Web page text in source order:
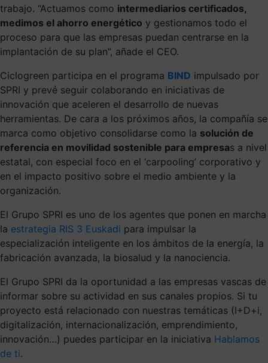
trabajo. “Actuamos como intermediarios certificados,
medimos el ahorro energético y gestionamos todo el
proceso para que las empresas puedan centrarse en la
implantación de su plan”, añade el CEO.
Ciclogreen participa en el programa BIND impulsado por
SPRI y prevé seguir colaborando en iniciativas de
innovación que aceleren el desarrollo de nuevas
herramientas. De cara a los próximos años, la compañía se
marca como objetivo consolidarse como la solución de
referencia en movilidad sostenible para empresas a nivel
estatal, con especial foco en el ‘carpooling’ corporativo y
en el impacto positivo sobre el medio ambiente y la
organización.
El Grupo SPRI es uno de los agentes que ponen en marcha
la estrategia RIS 3 Euskadi para impulsar la
especialización inteligente en los ámbitos de la energía, la
fabricación avanzada, la biosalud y la nanociencia.
El Grupo SPRI da la oportunidad a las empresas vascas de
informar sobre su actividad en sus canales propios. Si tu
proyecto está relacionado con nuestras temáticas (I+D+i,
digitalización, internacionalización, emprendimiento,
innovación…) puedes participar en la iniciativa Hablamos
de ti.